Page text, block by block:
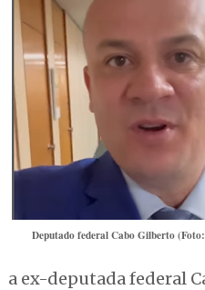
Deputado federal Cabo Gilberto
a ex-deputada federal